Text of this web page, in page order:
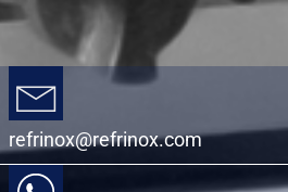
refrinox@refrinox.com